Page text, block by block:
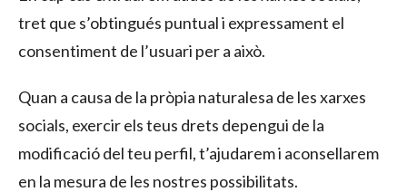
tret que s’obtingués puntual i expressament el
consentiment de l’usuari per a això.
Quan a causa de la pròpia naturalesa de les xarxes
socials, exercir els teus drets depengui de la
modificació del teu perfil, t’ajudarem i aconsellarem
en la mesura de les nostres possibilitats.